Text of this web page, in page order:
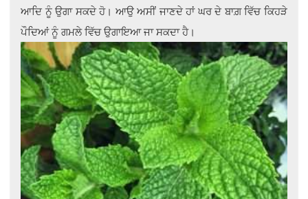
ਆਦਿ ਨੂੰ ਉਗਾ ਸਕਦੇ ਹੋ। ਆਉ ਅਸੀਂ ਜਾਣਦੇ ਹਾਂ ਘਰ ਦੇ ਬਾਗ਼ ਵਿੱਚ ਕਿਹੜੇ
ਪੌਦਿਆਂ ਨੂੰ ਗਮਲੇ ਵਿੱਚ ਉਗਾਇਆ ਜਾ ਸਕਦਾ ਹੈ।